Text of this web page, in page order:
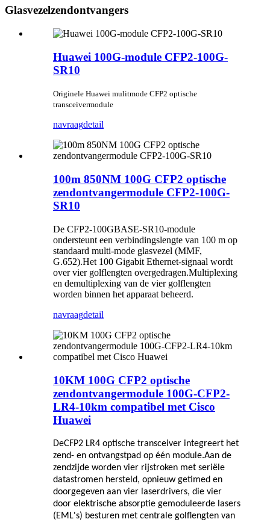
Glasvezelzendontvangers
Huawei 100G-module CFP2-100G-
SR10
Originele Huawei mulitmode CFP2 optische
transceivermodule
navraagdetail
100m 850NM 100G CFP2 optische
zendontvangermodule CFP2-100G-
SR10
De CFP2-100GBASE-SR10-module
ondersteunt een verbindingslengte van 100 m op
standaard multi-mode glasvezel (MMF,
G.652).Het 100 Gigabit Ethernet-signaal wordt
over vier golflengten overgedragen.Multiplexing
en demultiplexing van de vier golflengten
worden binnen het apparaat beheerd.
navraagdetail
10KM 100G CFP2 optische
zendontvangermodule 100G-CFP2-
LR4-10km compatibel met Cisco
Huawei
DeCFP2 LR4 optische transceiver integreert het
zend- en ontvangstpad op één module.Aan de
zendzijde worden vier rijstroken met seriële
datastromen hersteld, opnieuw getimed en
doorgegeven aan vier laserdrivers, die vier
door elektrische absorptie gemoduleerde lasers
(EML's) besturen met centrale golflengten van